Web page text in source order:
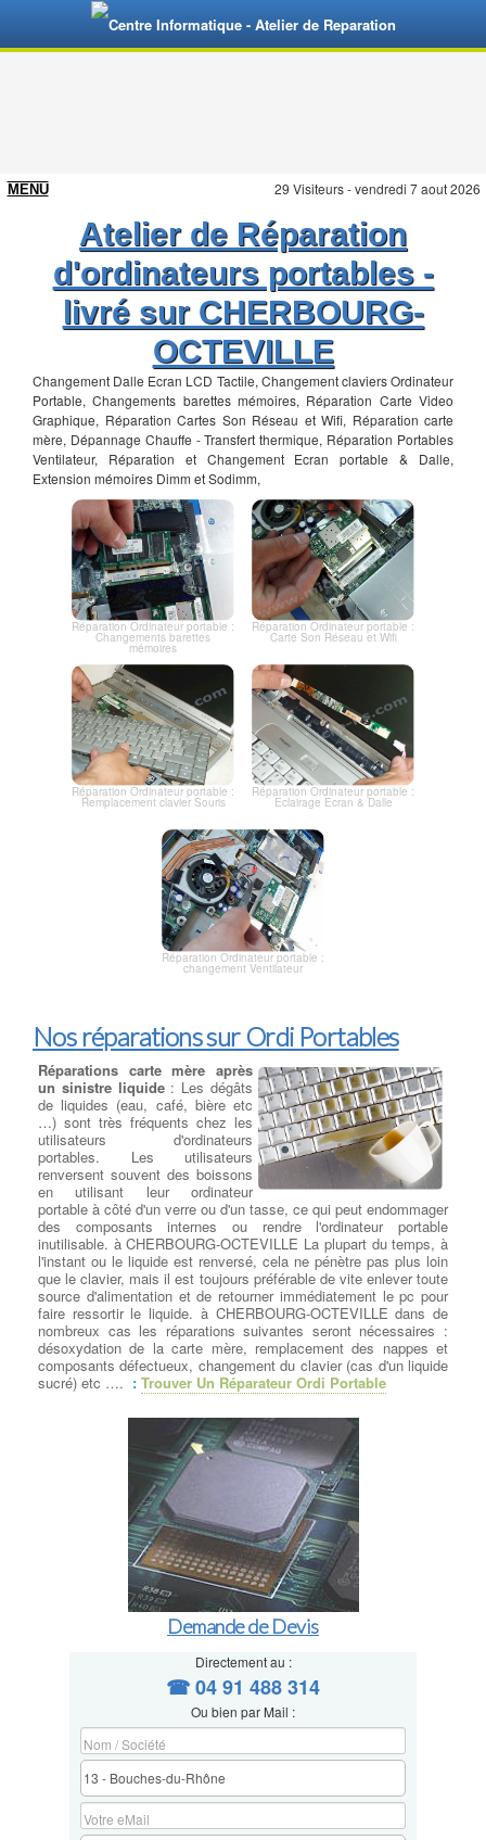
29 Visiteurs - vendredi 7 aout 2026
Atelier de Réparation
d'ordinateurs portables -
livré sur CHERBOURG-
OCTEVILLE
Changement Dalle Ecran LCD Tactile, Changement claviers Ordinateur
Portable, Changements barettes mémoires, Réparation Carte Video
Graphique, Réparation Cartes Son Réseau et Wifi, Réparation carte
mère, Dépannage Chauffe - Transfert thermique, Réparation Portables
Ventilateur, Réparation et Changement Ecran portable & Dalle,
Extension mémoires Dimm et Sodimm,
Réparation Ordinateur portable :
Changements barettes
mémoires
Réparation Ordinateur portable :
Carte Son Réseau et Wifi
Réparation Ordinateur portable :
Remplacement clavier Souris
Réparation Ordinateur portable :
Eclairage Ecran & Dalle
Réparation Ordinateur portable :
changement Ventilateur
Nos réparations sur Ordi Portables
Réparations carte mère après
un sinistre liquide: Les dégâts
de liquides (eau, café, bière etc
…) sont très fréquents chez les
utilisateurs d'ordinateurs
portables. Les utilisateurs
renversent souvent des boissons
en utilisant leur ordinateur
portable à côté d'un verre ou d'un tasse, ce qui peut endommager
des composants internes ou rendre l'ordinateur portable
inutilisable. à CHERBOURG-OCTEVILLE La plupart du temps, à
l'instant ou le liquide est renversé, cela ne pénètre pas plus loin
que le clavier, mais il est toujours préférable de vite enlever toute
source d'alimentation et de retourner immédiatement le pc pour
faire ressortir le liquide. à CHERBOURG-OCTEVILLE dans de
nombreux cas les réparations suivantes seront nécessaires :
désoxydation de la carte mère, remplacement des nappes et
composants défectueux, changement du clavier (cas d'un liquide
sucré) etc …. : Trouver Un Réparateur Ordi Portable
Demande de Devis
Directement au :
☎ 04 91 488 314
Ou bien par Mail :